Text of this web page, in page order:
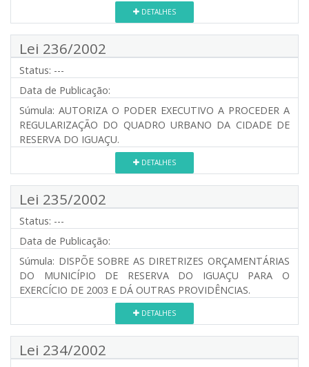
DETALHES
Lei 236/2002
Status: ---
Data de Publicação:
Súmula: AUTORIZA O PODER EXECUTIVO A PROCEDER A
REGULARIZAÇÃO DO QUADRO URBANO DA CIDADE DE
RESERVA DO IGUAÇU.
DETALHES
Lei 235/2002
Status: ---
Data de Publicação:
Súmula: DISPÕE SOBRE AS DIRETRIZES ORÇAMENTÁRIAS
DO MUNICÍPIO DE RESERVA DO IGUAÇU PARA O
EXERCÍCIO DE 2003 E DÁ OUTRAS PROVIDÊNCIAS.
DETALHES
Lei 234/2002